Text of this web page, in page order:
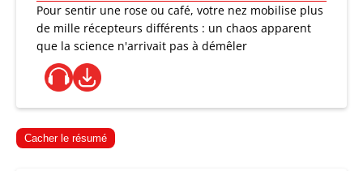
Pour sentir une rose ou café, votre nez mobilise plus
de mille récepteurs différents : un chaos apparent
que la science n'arrivait pas à démêler
Cacher le résumé